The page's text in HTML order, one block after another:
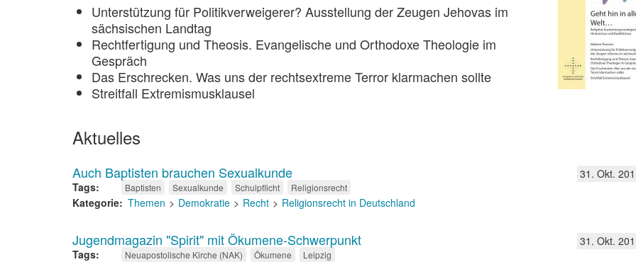
Unterstützung für Politikverweigerer? Ausstellung der Zeugen Jehovas im
sächsischen Landtag
Rechtfertigung und Theosis. Evangelische und Orthodoxe Theologie im
Gespräch
Das Erschrecken. Was uns der rechtsextreme Terror klarmachen sollte
Streitfall Extremismusklausel
Aktuelles
31. Okt.
Auch Baptisten brauchen Sexualkunde
Tags Baptisten Sexualkunde Schulpflicht Religionsrecht
Kategorie Themen Demokratie Recht Religionsrecht in Deutschland
31. Okt.
Jugendmagazin "Spirit" mit Ökumene-Schwerpunkt
Tags Neuapostolische Kirche (NAK) Ökumene Leipzig